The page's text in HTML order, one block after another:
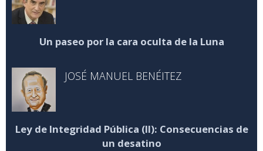
Un paseo por la cara oculta de la Luna
JOSÉ MANUEL BENÉITEZ
Ley de Integridad Pública (II): Consecuencias de
un desatino